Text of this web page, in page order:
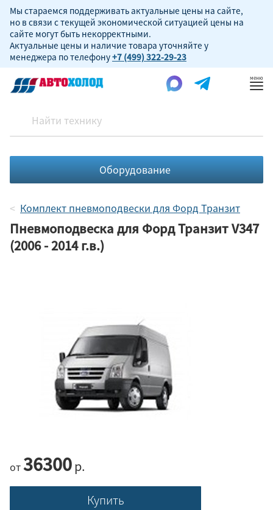
Мы стараемся поддерживать актуальные цены на сайте,
но в связи с текущей экономической ситуацией цены на
сайте могут быть некорректными.
Актуальные цены и наличие товара уточняйте у
менеджера по телефону+7 (499) 322-29-23
Оборудование
Комплект пневмоподвески для Форд Транзит
Пневмоподвеска для Форд Транзит V347
(2006 - 2014 г.в.)
от36300р.
Купить